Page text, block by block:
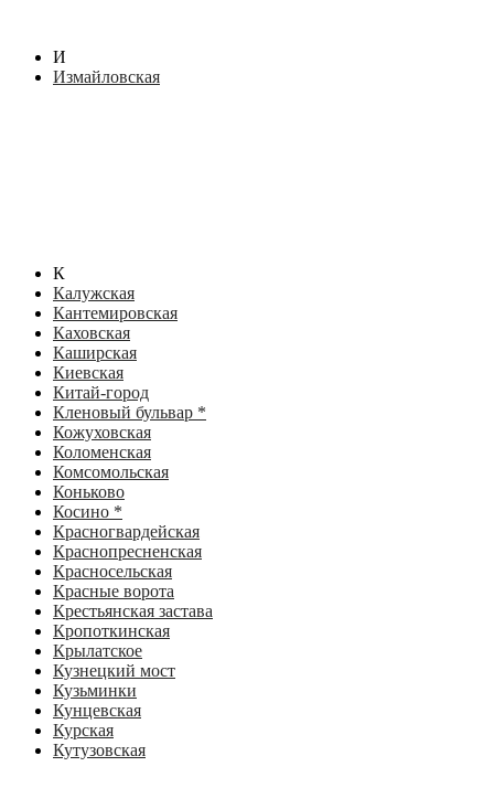
И
Измайловская
К
Калужская
Кантемировская
Каховская
Каширская
Киевская
Китай-город
Кленовый бульвар *
Кожуховская
Коломенская
Комсомольская
Коньково
Косино *
Красногвардейская
Краснопресненская
Красносельская
Красные ворота
Крестьянская застава
Кропоткинская
Крылатское
Кузнецкий мост
Кузьминки
Кунцевская
Курская
Кутузовская